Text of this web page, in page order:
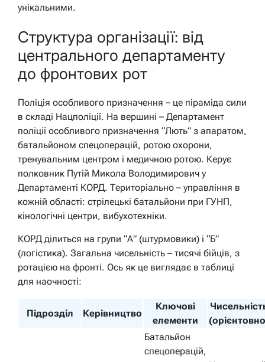
унікальними.
Структура організації: від
центрального департаменту
до фронтових рот
Поліція особливого призначення – це піраміда сили
в складі Нацполіції. На вершині – Департамент
поліції особливого призначення “Лють” з апаратом,
батальйоном спецоперацій, ротою охорони,
тренувальним центром і медичною ротою. Керує
полковник Путій Микола Володимирович у
Департаменті КОРД. Територіально – управління в
кожній області: стрілецькі батальйони при ГУНП,
кінологічні центри, вибухотехніки.
КОРД ділиться на групи “А” (штурмовики) і “Б”
(логістика). Загальна чисельність – тисячі бійців, з
ротацією на фронті. Ось як це виглядає в таблиці
для наочності:
Підрозділ Керівництво
Ключові
елементи
Батальйон
спецоперацій,